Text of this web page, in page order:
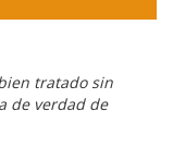
tratado sin
de verdad de